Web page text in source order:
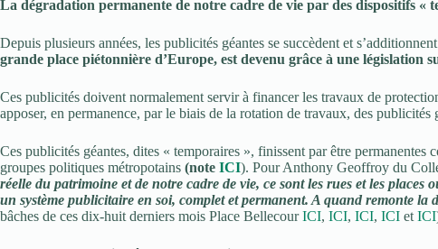
La dégradation permanente de notre cadre de vie par des dispositifs «
Depuis plusieurs années, les publicités géantes se succèdent et
grande place piétonnière d’Europe, est devenu grâce à une
Ces publicités doivent normalement servir à financer les travaux de
apposer, en permanence, par le biais de la rotation de travaux, des publicités
Ces publicités géantes, dites « temporaires », finissent par être
groupes politiques métropotains (note ICI). Pour Anthony Geoffroy du
réelle du patrimoine et de notre cadre de vie, ce sont les rues et les
un système publicitaire en soi, complet et permanent. A quand remonte
bâches de ces dix-huit derniers mois Place BellecourICI, ICI, ICI, ICI et ICI